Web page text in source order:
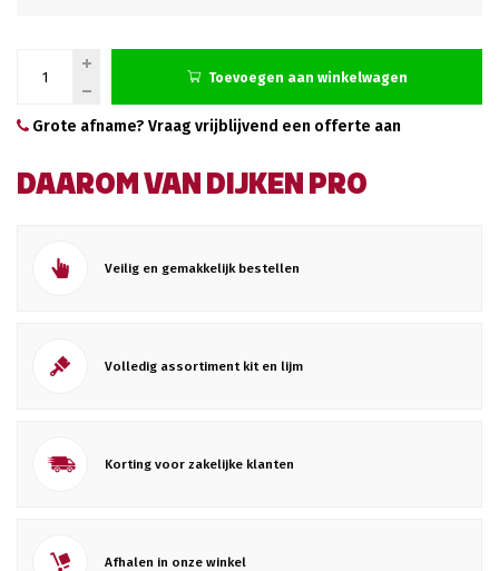
Toevoegen aan winkelwagen
Grote afname? Vraag vrijblijvend een offerte aan
DAAROM VAN DIJKEN PRO
Veilig en gemakkelijk bestellen
Volledig assortiment kit en lijm
Korting voor zakelijke klanten
Afhalen in onze winkel